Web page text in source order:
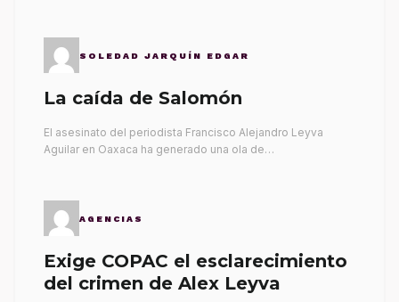
SOLEDAD JARQUÍN EDGAR
La caída de Salomón
El asesinato del periodista Francisco Alejandro Leyva
Aguilar en Oaxaca ha generado una ola de…
AGENCIAS
Exige COPAC el esclarecimiento
del crimen de Alex Leyva